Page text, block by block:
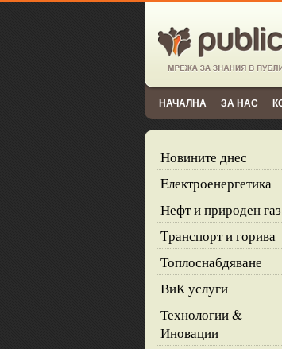
НАЧАЛНА ЗА НАС
Новините днес
Eлектроенергетика
Нефт и природен газ
Tранспорт и горива
Топлоснабдяване
ВиК услуги
Технологии &
Иновации